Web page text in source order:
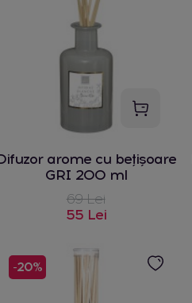
arome cu bețișoare
GRI 200 ml
69 Lei
55 Lei
-20%